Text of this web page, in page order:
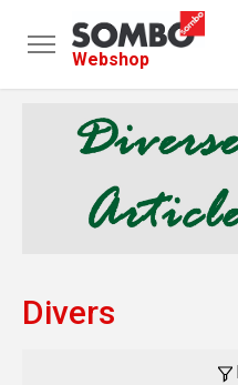
Webshop
Divers